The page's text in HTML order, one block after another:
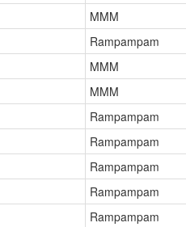
MMM
Rampampam
MMM
MMM
Rampampam
Rampampam
Rampampam
Rampampam
Rampampam